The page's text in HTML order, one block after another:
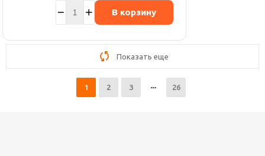
В корзину
Показать еще
1 2 3 26